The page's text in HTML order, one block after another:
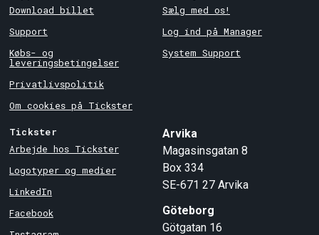
Download billet
Support
Købs- og
leveringsbetingelser
Privatlivspolitik
Om cookies på Tickster
Sælg med os!
Log ind på Manager
System Support
Tickster
Arbejde hos Tickster
Logotyper og medier
LinkedIn
Facebook
Arvika
Magasinsgatan 8
Box 334
SE-671 27 Arvika
Göteborg
Götgatan 16